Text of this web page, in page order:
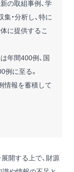
の取組事例、学
・分析し、特に
に提供するこ
年間400例、国
に至る。
情報を蓄積して
開する上で、財源